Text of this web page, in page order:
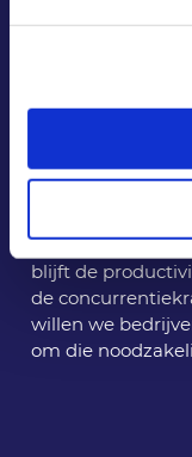
“AI biedt
besluitFrank
investeringen in
blijft de
de
willen we
om die